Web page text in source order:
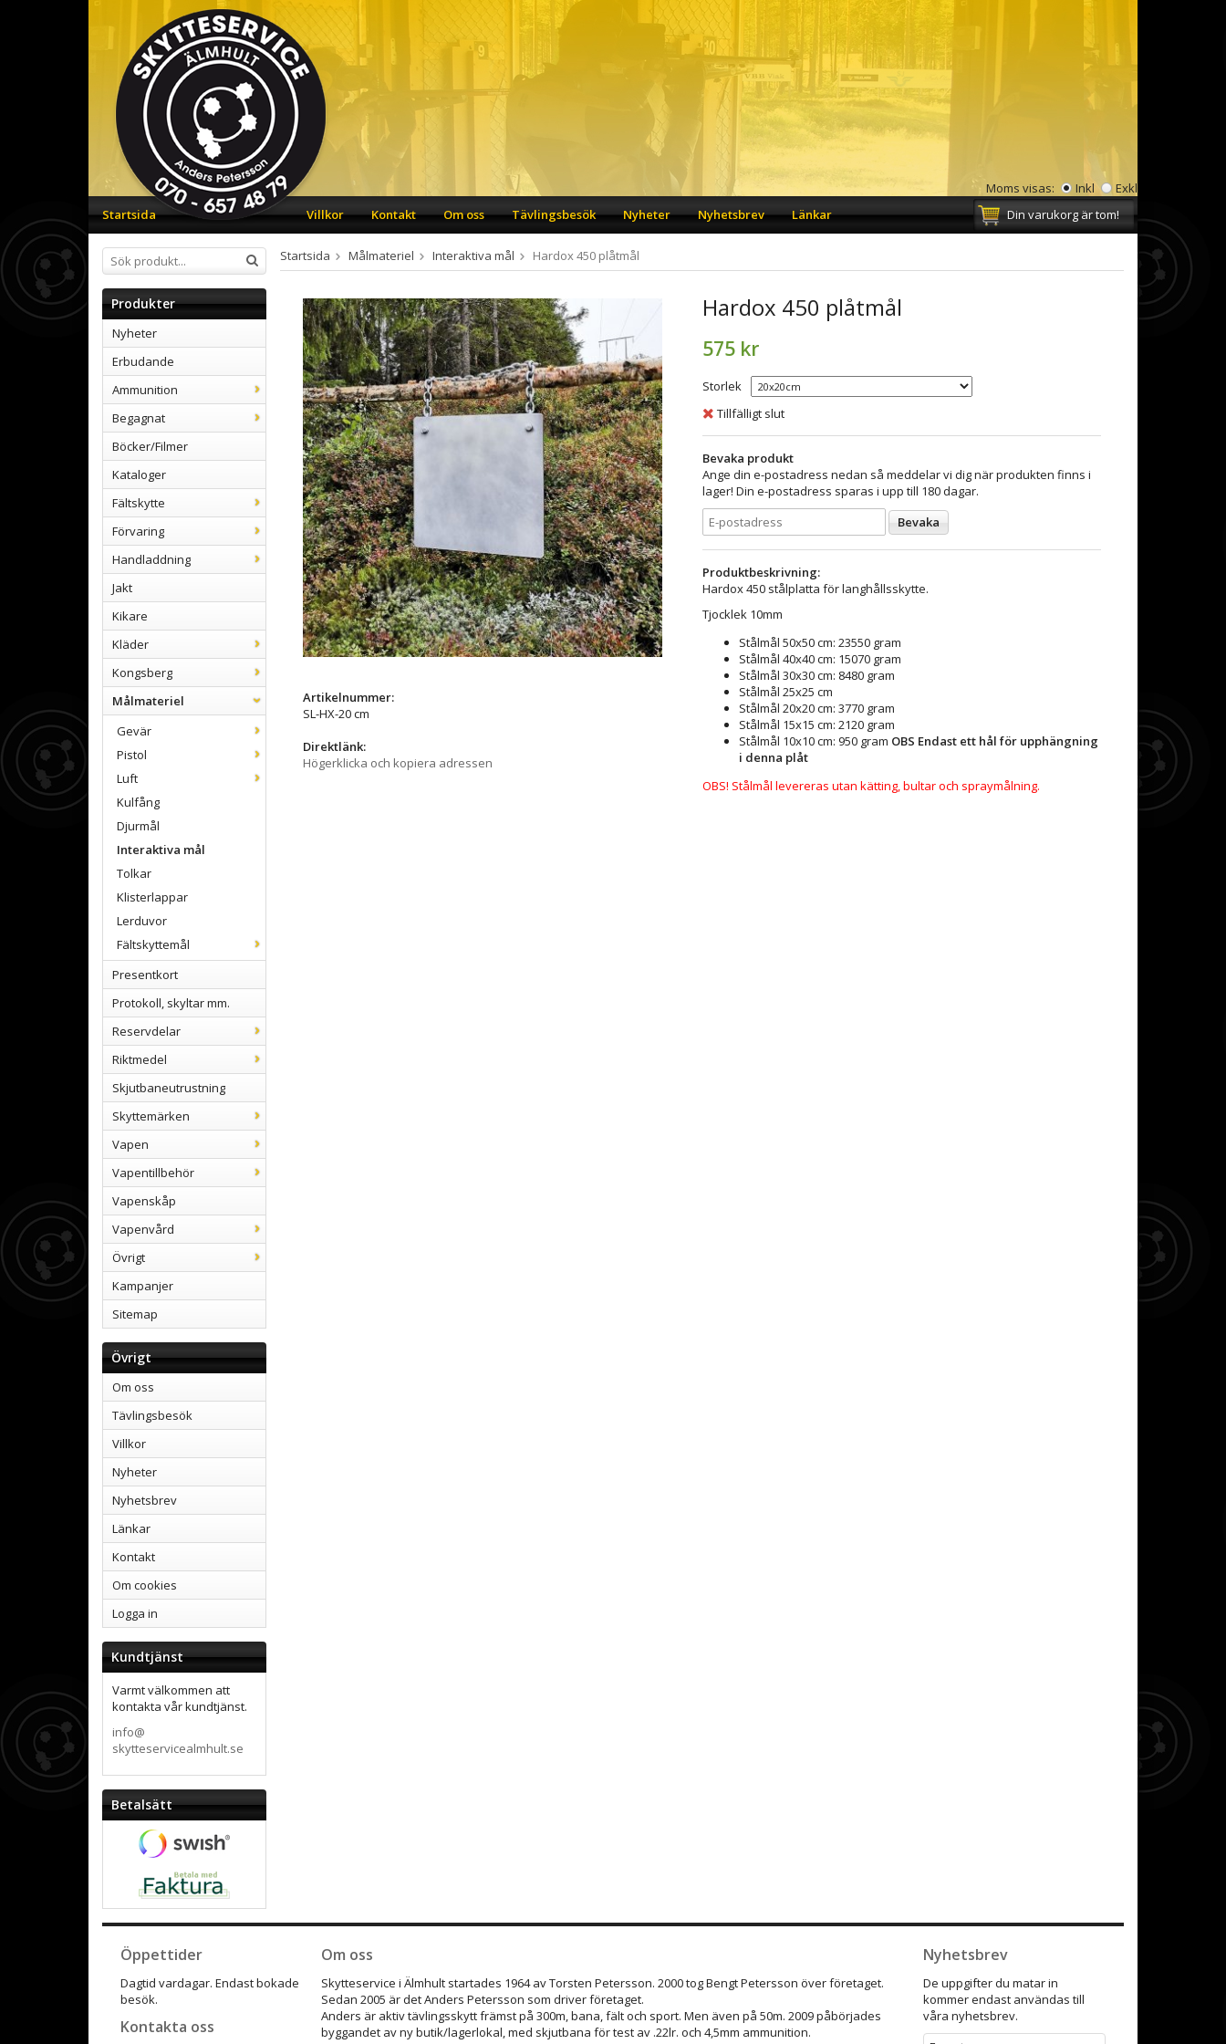
Moms visas: Inkl
Exkl
Startsida
Villkor Kontakt Om oss Tävlingsbesök Nyheter Nyhetsbrev Länkar Din varukorg är tom!
Produkter
Nyheter
Erbudande
Ammunition
Begagnat
Böcker/Filmer
Kataloger
Fältskytte
Förvaring
Handladdning
Jakt
Kikare
Kläder
Kongsberg
Målmateriel
Gevär
Pistol
Luft
Kulfång
Djurmål
Interaktiva mål
Tolkar
Klisterlappar
Lerduvor
Fältskyttemål
Presentkort
Protokoll, skyltar mm.
Reservdelar
Riktmedel
Skjutbaneutrustning
Skyttemärken
Vapen
Vapentillbehör
Vapenskåp
Vapenvård
Övrigt
Kampanjer
Sitemap
Övrigt
Om oss
Tävlingsbesök
Villkor
Nyheter
Nyhetsbrev
Länkar
Kontakt
Om cookies
Logga in
Kundtjänst
Varmt välkommen att
kontakta vår kundtjänst.
info@
skytteservicealmhult.se
Betalsätt
Startsida Målmateriel Interaktiva mål Hardox 450 plåtmål
Hardox 450 plåtmål
575 kr
Storlek
Tillfälligt slut
Bevaka produkt
Ange din e-postadress nedan så meddelar vi dig när produkten finns i
lager! Din e-postadress sparas i upp till 180 dagar.
Bevaka
Produktbeskrivning:
Hardox 450 stålplatta för langhållsskytte.
Tjocklek 10mm
Stålmål 50x50 cm: 23550 gram
Stålmål 40x40 cm: 15070 gram
Stålmål 30x30 cm: 8480 gram
Stålmål 25x25 cm
Stålmål 20x20 cm: 3770 gram
Stålmål 15x15 cm: 2120 gram
Stålmål 10x10 cm: 950 gram OBS Endast ett hål för upphängning
i denna plåt
OBS! Stålmål levereras utan kätting, bultar och spraymålning.
Artikelnummer:
SL-HX-20 cm
Direktlänk:
Högerklicka och kopiera adressen
Öppettider
Dagtid vardagar. Endast bokade
besök.
Kontakta oss
Nyhetsbrev
De uppgifter du matar in
kommer endast användas till
våra nyhetsbrev.
Om oss
Skytteservice i Älmhult startades 1964 av Torsten Petersson. 2000 tog Bengt Petersson över företaget.
Sedan 2005 är det Anders Petersson som driver företaget.
Anders är aktiv tävlingsskytt främst på 300m, bana, fält och sport. Men även på 50m. 2009 påbörjades
byggandet av ny butik/lagerlokal, med skjutbana för test av .22lr. och 4,5mm ammunition.